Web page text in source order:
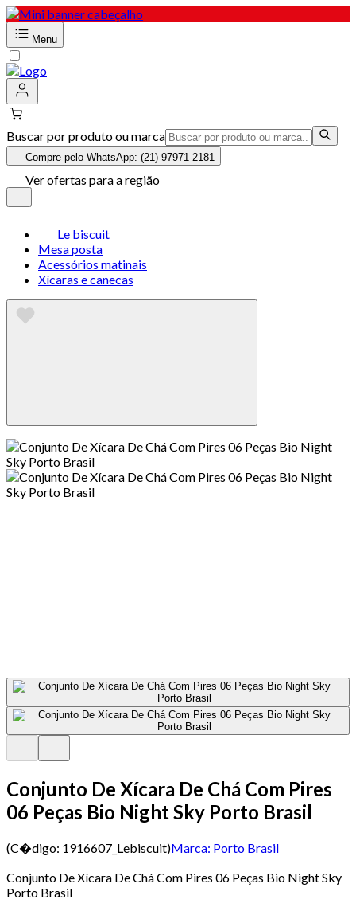
Menu
Buscar por produto ou marca
Compre pelo WhatsApp: (21) 97971-2181
Ver ofertas para a região
Le biscuit
Mesa posta
Acessórios matinais
Xícaras e canecas
Conjunto De Xícara De Chá Com Pires
06 Peças Bio Night Sky Porto Brasil
(C�digo: 1916607_Lebiscuit)Marca: Porto Brasil
Conjunto De Xícara De Chá Com Pires 06 Peças Bio Night Sky
Porto Brasil